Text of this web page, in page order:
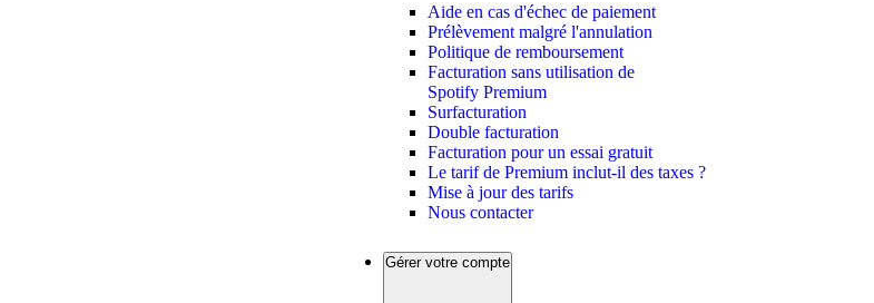
Aide en cas d'échec de paiement
Prélèvement malgré l'annulation
Politique de remboursement
Facturation sans utilisation de
Spotify Premium
Surfacturation
Double facturation
Facturation pour un essai gratuit
Le tarif de Premium inclut-il des taxes ?
Mise à jour des tarifs
Nous contacter
Gérer votre compte